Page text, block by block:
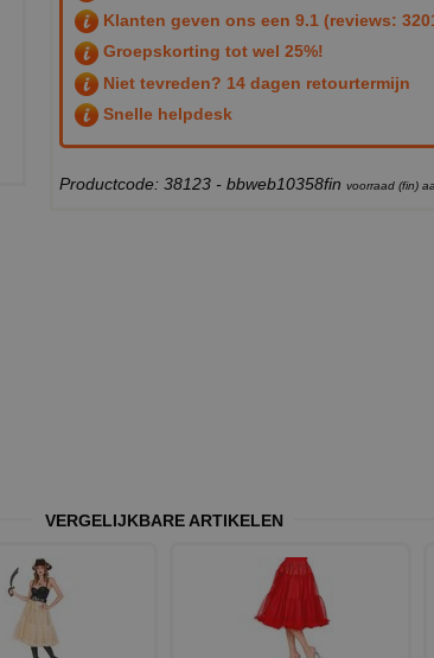
Klanten geven ons een 9.1 (reviews:
Groepskorting tot wel 25%!
Niet tevreden? 14 dagen retourtermijn
Snelle helpdesk
Productcode: 38123 - bbweb10358fin voorraad (fin)
VERGELIJKBARE ARTIKELEN